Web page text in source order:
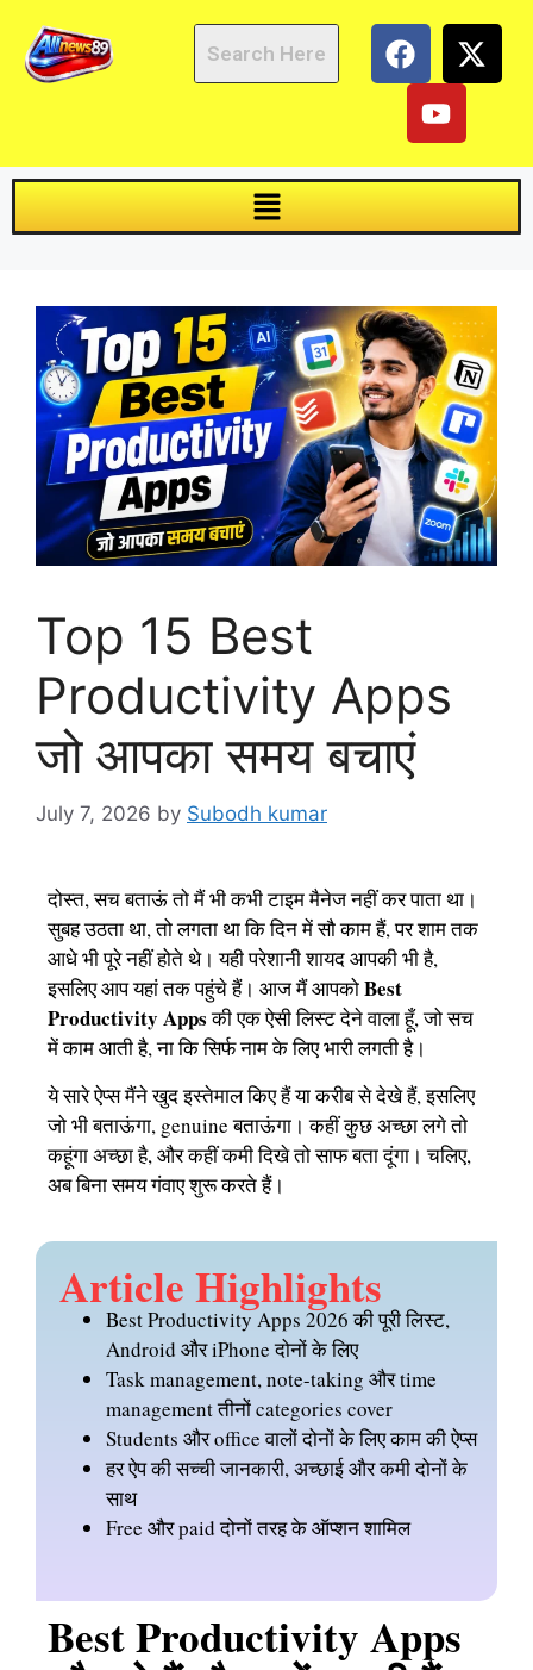
Top 15 Best
Productivity Apps
जो आपका समय बचाएं
July 7, 2026 by Subodh kumar
दोस्त, सच बताऊं तो मैं भी कभी टाइम मैनेज नहीं कर पाता था।
सुबह उठता था, तो लगता था कि दिन में सौ काम हैं, पर शाम तक
आधे भी पूरे नहीं होते थे। यही परेशानी शायद आपकी भी है,
इसलिए आप यहां तक पहुंचे हैं। आज मैं आपकोBest
Productivity Appsकी एक ऐसी लिस्ट देने वाला हूँ, जो सच
में काम आती है, ना कि सिर्फ नाम के लिए भारी लगती है।
ये सारे ऐप्स मैंने खुद इस्तेमाल किए हैं या करीब से देखे हैं, इसलिए
जो भी बताऊंगा, genuine बताऊंगा। कहीं कुछ अच्छा लगे तो
कहूंगा अच्छा है, और कहीं कमी दिखे तो साफ बता दूंगा। चलिए,
अब बिना समय गंवाए शुरू करते हैं।
Article Highlights
Best Productivity Apps 2026 की पूरी लिस्ट,
Android और iPhone दोनों के लिए
Task management, note-taking और time
management तीनों categories cover
Students और office वालों दोनों के लिए काम की ऐप्स
हर ऐप की सच्ची जानकारी, अच्छाई और कमी दोनों के
साथ
Free और paid दोनों तरह के ऑप्शन शामिल
Best Productivity Apps